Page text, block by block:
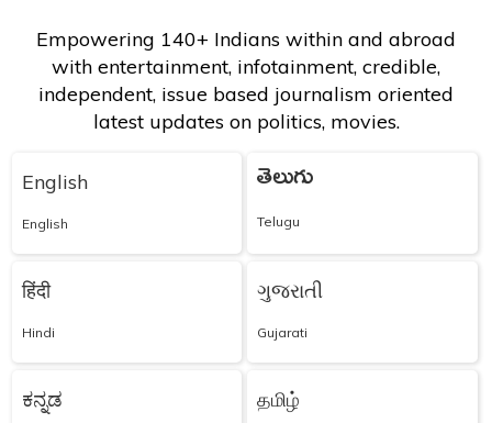
Empowering 140+ Indians within and abroad
with entertainment, infotainment, credible,
independent, issue based journalism oriented
latest updates on politics, movies.
English
English
తెలుగు
Telugu
हिंदी
Hindi
ગુજરાતી
Gujarati
ಕನ್ನಡ தமிழ்